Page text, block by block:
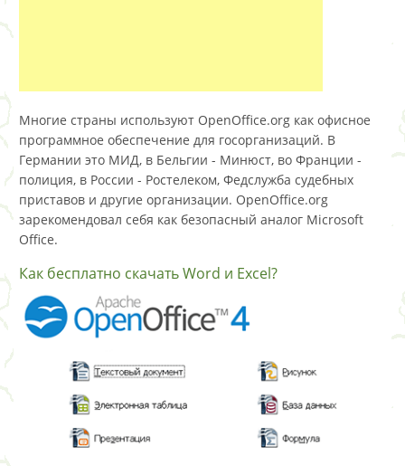
Многие страны используют OpenOffice.org как офисное
программное обеспечение для госорганизаций. В
Германии это МИД, в Бельгии - Минюст, во Франции -
полиция, в России - Ростелеком, Федслужба судебных
приставов и другие организации. OpenOffice.org
зарекомендовал себя как безопасный аналог Microsoft
Office.
Как бесплатно скачать Word и Excel?